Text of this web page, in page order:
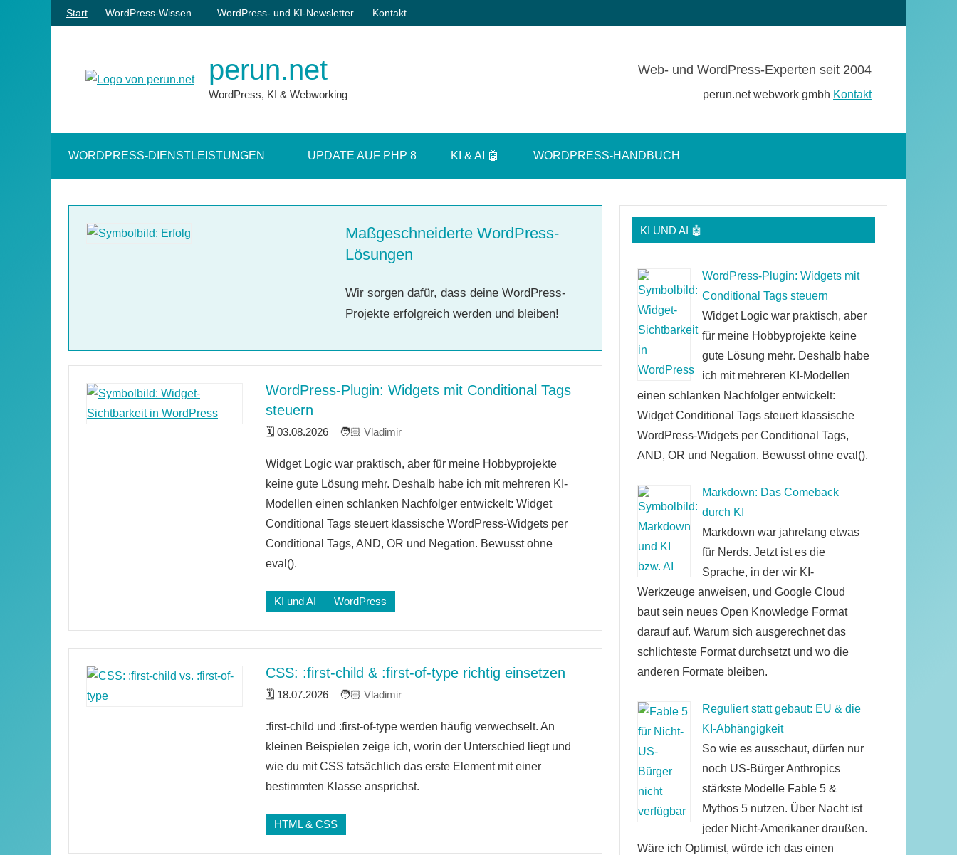
Zum
Inhalt
Start WordPress-Wissen WordPress- und KI-Newsletter Kontakt
perun.net
WordPress, KI & Webworking
Web- und WordPress-Experten seit 2004
perun.net webwork gmbh Kontakt
WORDPRESS-DIENSTLEISTUNGEN UPDATE AUF PHP 8 KI & AI 🤖 WORDPRESS-HANDBUCH
Maßgeschneiderte WordPress-
Lösungen
Wir sorgen dafür, dass deine WordPress-
Projekte erfolgreich werden und bleiben!
WordPress-Plugin: Widgets mit Conditional Tags
steuern
03.08.2026 Vladimir
Keine
Kommentare
Widget Logic war praktisch, aber für meine Hobbyprojekte
keine gute Lösung mehr. Deshalb habe ich mit mehreren KI-
Modellen einen schlanken Nachfolger entwickelt: Widget
Conditional Tags steuert klassische WordPress-Widgets per
Conditional Tags, AND, OR und Negation. Bewusst ohne
eval().
KI und AI WordPress
CSS: :first-child & :first-of-type richtig einsetzen
18.07.2026 Vladimir
Keine
Kommentare
:first-child und :first-of-type werden häufig verwechselt. An
kleinen Beispielen zeige ich, worin der Unterschied liegt und
wie du mit CSS tatsächlich das erste Element mit einer
bestimmten Klasse ansprichst.
HTML & CSS
KI UND AI 🤖
WordPress-Plugin: Widgets mit
Conditional Tags steuern
Widget Logic war praktisch, aber
für meine Hobbyprojekte keine
gute Lösung mehr. Deshalb habe
ich mit mehreren KI-Modellen
einen schlanken Nachfolger entwickelt:
Widget Conditional Tags steuert klassische
WordPress-Widgets per Conditional Tags,
AND, OR und Negation. Bewusst ohne eval().
Markdown: Das Comeback
durch KI
Markdown war jahrelang etwas
für Nerds. Jetzt ist es die
Sprache, in der wir KI-
Werkzeuge anweisen, und Google Cloud
baut sein neues Open Knowledge Format
darauf auf. Warum sich ausgerechnet das
schlichteste Format durchsetzt und wo die
anderen Formate bleiben.
Reguliert statt gebaut: EU & die
KI-Abhängigkeit
So wie es ausschaut, dürfen nur
noch US-Bürger Anthropics
stärkste Modelle Fable 5 &
Mythos 5 nutzen. Über Nacht ist
jeder Nicht-Amerikaner draußen.
Wäre ich Optimist, würde ich das einen